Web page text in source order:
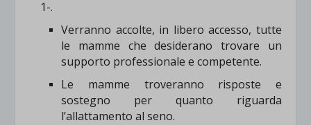
1-.
Verranno accolte, in libero accesso, tutte
le mamme che desiderano trovare un
supporto professionale e competente.
Le mamme troveranno risposte e
sostegno per quanto riguarda
l’allattamento al seno.